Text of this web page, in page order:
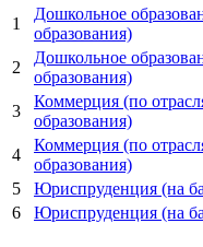
1
Дошкольное
образования)
2
Дошкольное
образования)
3
Коммерция (по
образования)
4
Коммерция (по
образования)
5
Юриспруденция (на
6
Юриспруденция (на